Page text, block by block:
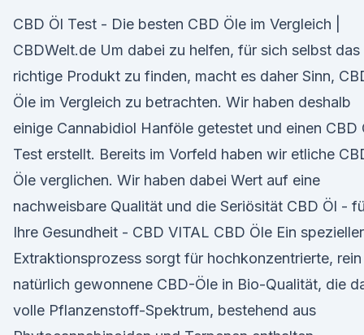
CBD Öl Test - Die besten CBD Öle im Vergleich |
CBDWelt.de Um dabei zu helfen, für sich selbst das
richtige Produkt zu finden, macht es daher Sinn,
Öle im Vergleich zu betrachten. Wir haben deshalb
einige Cannabidiol Hanföle getestet und einen CBD
Test erstellt. Bereits im Vorfeld haben wir etliche
Öle verglichen. Wir haben dabei Wert auf eine
nachweisbare Qualität und die Seriösität CBD Öl -
Ihre Gesundheit - CBD VITAL CBD Öle Ein spezieller
Extraktionsprozess sorgt für hochkonzentrierte, rein
natürlich gewonnene CBD-Öle in Bio-Qualität, die
volle Pflanzenstoff-Spektrum, bestehend aus